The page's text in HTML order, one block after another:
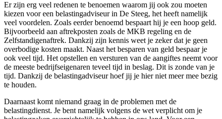
Er zijn erg veel redenen te benoemen waarom jij ook zou moeten
kiezen voor een belastingadviseur in De Steeg, het heeft namelijk
veel voordelen. Zoals eerder benoemd bespaart hij je een hoop geld.
Bijvoorbeeld aan aftrekposten zoals de MKB regeling en de
Zelfstandigenaftrek. Dankzij zijn kennis weet je zeker dat je geen
overbodige kosten maakt. Naast het besparen van geld bespaar je
ook veel tijd. Het opstellen en versturen van de aangiftes neemt voor
de meeste bedrijfseigenaren teveel tijd in beslag. Dit is zonde van je
tijd. Dankzij de belastingadviseur hoef jij je hier niet meer mee bezig
te houden.
Daarnaast komt niemand graag in de problemen met de
belastingdienst. Je bent namelijk volgens de wet verplicht om je